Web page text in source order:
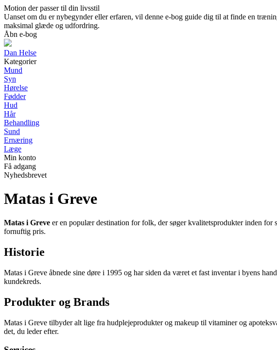
Motion der passer til din livsstil
Uanset om du er nybegynder eller erfaren, vil denne e-bog guide dig til at finde en
maksimal glæde og udfordring.
Åbn e-bog
Dan Helse
Kategorier
Mund
Syn
Hørelse
Fødder
Hud
Hår
Behandling
Sund
Ernæring
Læge
Min konto
Få adgang
Nyhedsbrevet
Matas i Greve
Matas i Greve er en populær destination for folk, der søger kvalitetsprodukter inden
fornuftig pris.
Historie
Matas i Greve åbnede sine døre i 1995 og har siden da været et fast inventar i byens
kundekreds.
Produkter og Brands
Matas i Greve tilbyder alt lige fra hudplejeprodukter og makeup til vitaminer og
det, du leder efter.